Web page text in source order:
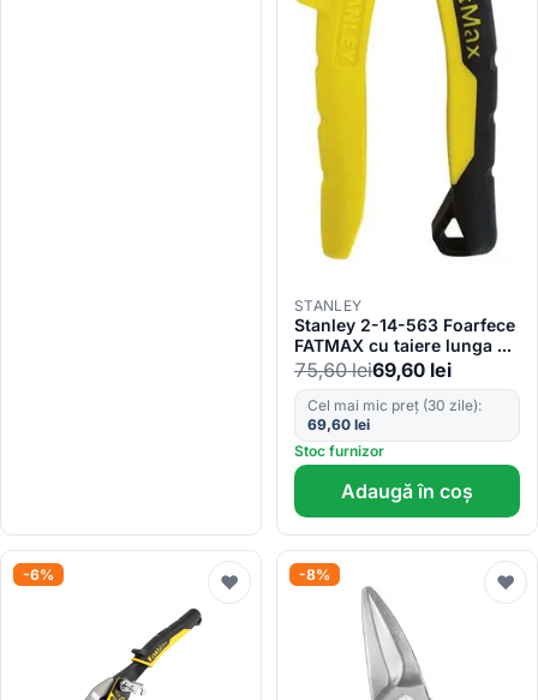
STANLEY
Stanley 2-14-563 Foarfece
FATMAX cu taiere lunga si
dreapta
75,60lei69,60 lei
Cel mai mic preț (30 zile):
69,60 lei
Stoc furnizor
Adaugă în coș
-6% ♥ -8% ♥